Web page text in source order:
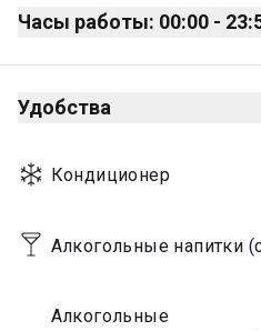
Часы работы: 00:00 -
Monday
Tuesday
Thursday
Friday
Sunday
Удобства
Кондиционер
Алкогольные напитки
Алкогольные